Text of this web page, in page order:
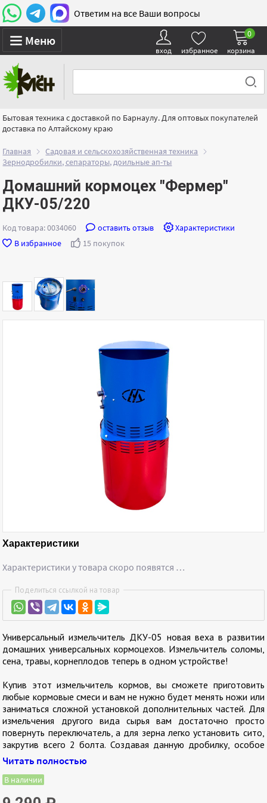
Ответим на все Ваши вопросы
Меню
вход избранное корзина
0
Бытовая техника с доставкой по Барнаулу. Для оптовых покупателей
доставка по Алтайскому краю
Главная
Садовая и сельскохозяйственная техника
Зернодробилки, сепараторы, доильные ап-ты
Домашний кормоцех "Фермер"
ДКУ-05/220
Код товара: 0034060 оставить отзыв
Характеристики
В избранное
15 покупок
Характеристики
Характеристики у товара скоро появятся …
Поделиться ссылкой на товар
Универсальный измельчитель ДКУ-05 новая веха в развитии
домашних универсальных кормоцехов. Измельчитель соломы,
сена, травы, корнеплодов теперь в одном устройстве!
Купив этот измельчитель кормов, вы сможете приготовить
любые кормовые смеси и вам не нужно будет менять ножи или
заниматься сложной установкой дополнительных частей. Для
измельчения другого вида сырья вам достаточно просто
повернуть переключатель, а для зерна легко установить сито,
закрутив всего 2 болта. Создавая данную дробилку, особое
внимание мы уделили удобству и качеству. Основание-
беспокоиться об установке. Вам не нужно выпиливать из
Читать полностью
В наличии